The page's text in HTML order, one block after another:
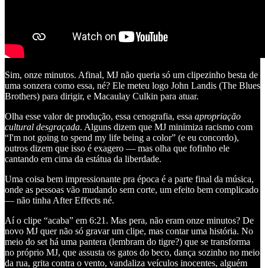
Sim, onze minutos. Afinal, MJ não queria só um clipezinho besta de
uma sonzera como essa, né? Ele meteu logo John Landis (The Blues
Brothers) para dirigir, e Macaulay Culkin para atuar.
Olha esse valor de produção, essa cenografia, essa apropriação
cultural desgraçada. Alguns dizem que MJ minimiza racismo com
“I'm not going to spend my life being a color” (e eu concordo),
outros dizem que isso é exagero — mas olha que fofinho ele
cantando em cima da estátua da liberdade.
Uma coisa bem impressionante pra época é a parte final da música,
onde as pessoas vão mudando sem corte, um efeito bem complicado
— não tinha After Effects né.
Aí o clipe “acaba” em 6:21. Mas pera, não eram onze minutos? De
novo MJ quer não só gravar um clipe, mas contar uma história. No
meio do set há uma pantera (lembram do tigre?) que se transforma
no próprio MJ, que assusta os gatos do beco, dança sozinho no meio
da rua, grita contra o vento, vandaliza veículos inocentes, alguém